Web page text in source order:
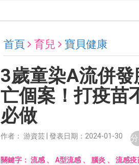
首頁 育兒 寶貝健康
3歲童染A流併
亡個案！打疫苗
必做
作者： 游資芸 | 發表日期：2024-01-30
關鍵字：流感 、A型流感 、 腦炎 、流感疫